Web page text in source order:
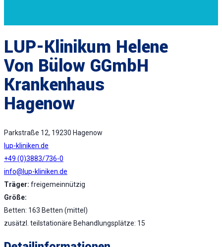
LUP-Klinikum Helene
Von Bülow GGmbH
Krankenhaus
Hagenow
Parkstraße 12, 19230 Hagenow
lup-kliniken.de
+49 (0)3883/736-0
info@lup-kliniken.de
Träger: freigemeinnützig
Größe:
Betten: 163 Betten (mittel)
zusätzl. teilstationäre Behandlungsplätze: 15